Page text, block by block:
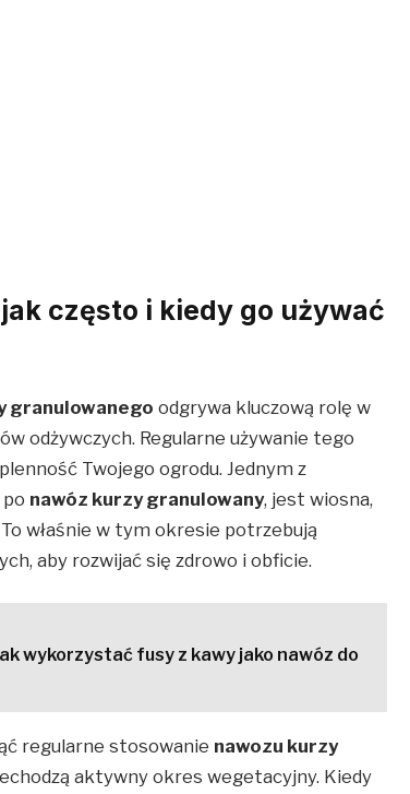
często i kiedy go używać
granulowanego odgrywa kluczową rolę w
odżywczych. Regularne używanie tego
Twojego ogrodu. Jednym z
nawóz kurzy granulowany, jest wiosna,
właśnie w tym okresie potrzebują
aby rozwijać się zdrowo i obficie.
wykorzystać fusy z kawy jako nawóz do
regularne stosowanie nawozu kurzy
aktywny okres wegetacyjny. Kiedy